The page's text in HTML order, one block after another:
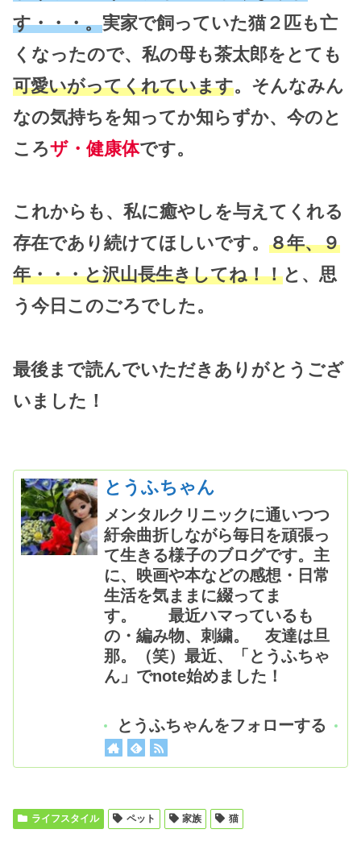
す・・・。実家で飼っていた猫２匹も亡
くなったので、私の母も茶太郎をとても
可愛いがってくれています。そんなみん
なの気持ちを知ってか知らずか、今のと
ころザ・健康体です。
これからも、私に癒やしを与えてくれる
存在であり続けてほしいです。 ８年、９
年・・・と沢山長生きしてね！！と、思
う今日このごろでした。
最後まで読んでいただきありがとうござ
いました！
とうふちゃん
メンタルクリニックに通いつつ
紆余曲折しながら毎日を頑張っ
て生きる様子のブログです。主
に、映画や本などの感想・日常
生活を気ままに綴ってま
す。 最近ハマっているも
の・編み物、刺繍。 友達は旦
那。（笑）最近、「とうふちゃ
ん」でnote始めました！
とうふちゃんをフォローする
ライフスタイル ペット 家族 猫